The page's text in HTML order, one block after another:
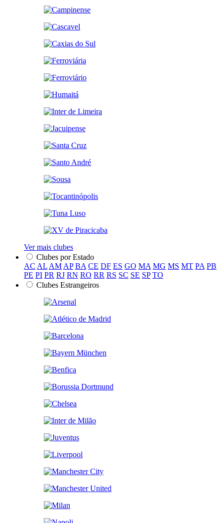
Ver mais clubes
Clubes por Estado
AC AL AM AP BA CE DF ES GO MA MG MS MT PA PB
PE PI PR RJ RN RO RR RS SC SE SP TO
Clubes Estrangeiros